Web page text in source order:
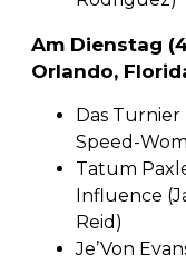
Am Dienstag
Orlando,
Das
Speed-
Tatum
Influence
Reid)
Je’Von